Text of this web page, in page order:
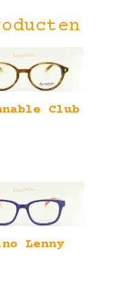
Club
Lenny